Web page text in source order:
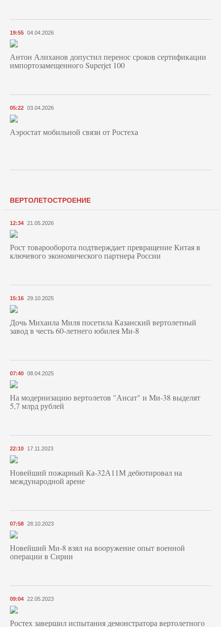
19:55 04.04.2026
Антон Алиханов допустил перенос сроков сертификации
импортозамещенного Superjet 100
05:22 03.04.2026
Аэростат мобильной связи от Ростеха
ВЕРТОЛЕТОСТРОЕНИЕ
12:34 21.05.2026
Рост товарооборота подтверждает превращение Китая в
ключевого экономического партнера России
15:16 29.10.2025
Дочь Михаила Миля посетила Казанский вертолетный
завод в честь 60-летнего юбилея Ми-8
07:40 08.04.2025
На модернизацию вертолетов "Ансат" и Ми-38 выделят
5,7 млрд рублей
22:10 17.11.2023
Новейший пожарный Ка-32А11М дебютировал на
международной арене
07:58 28.10.2023
Новейший Ми-8 взял на вооружение опыт военной
операции в Сирии
09:04 22.05.2023
Ростех завершил испытания демонстратора вертолетного